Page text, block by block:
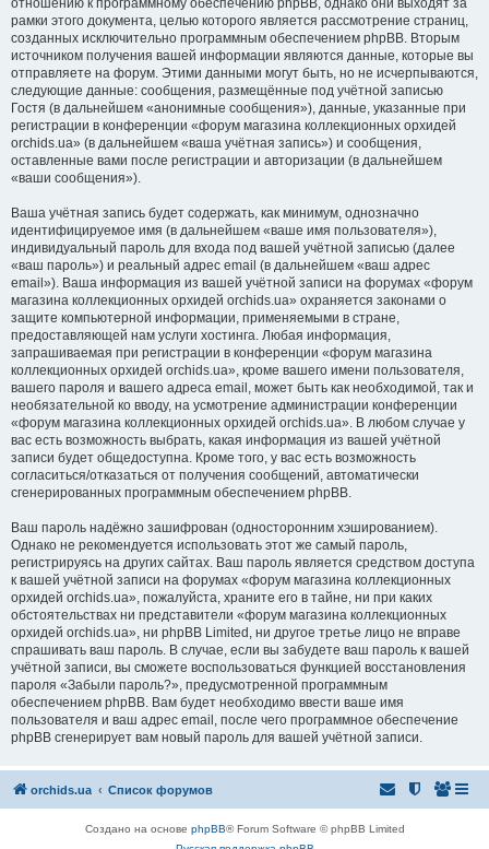
отношению к программному обеспечению phpBB, однако они выходят за
рамки этого документа, целью которого является рассмотрение страниц,
созданных исключительно программным обеспечением phpBB. Вторым
источником получения вашей информации являются данные, которые вы
отправляете на форум. Этими данными могут быть, но не исчерпываются,
следующие данные: сообщения, размещённые под учётной записью
Гостя (в дальнейшем «анонимные сообщения»), данные, указанные при
регистрации в конференции «форум магазина коллекционных орхидей
orchids.ua» (в дальнейшем «ваша учётная запись») и сообщения,
оставленные вами после регистрации и авторизации (в дальнейшем
«ваши сообщения»).
Ваша учётная запись будет содержать, как минимум, однозначно
идентифицируемое имя (в дальнейшем «ваше имя пользователя»),
индивидуальный пароль для входа под вашей учётной записью (далее
«ваш пароль») и реальный адрес email (в дальнейшем «ваш адрес
email»). Ваша информация из вашей учётной записи на форумах «форум
магазина коллекционных орхидей orchids.ua» охраняется законами о
защите компьютерной информации, применяемыми в стране,
предоставляющей нам услуги хостинга. Любая информация,
запрашиваемая при регистрации в конференции «форум магазина
коллекционных орхидей orchids.ua», кроме вашего имени пользователя,
вашего пароля и вашего адреса email, может быть как необходимой, так и
необязательной ко вводу, на усмотрение администрации конференции
«форум магазина коллекционных орхидей orchids.ua». В любом случае у
вас есть возможность выбрать, какая информация из вашей учётной
записи будет общедоступна. Кроме того, у вас есть возможность
согласиться/отказаться от получения сообщений, автоматически
сгенерированных программным обеспечением phpBB.
Ваш пароль надёжно зашифрован (односторонним хэшированием).
Однако не рекомендуется использовать этот же самый пароль,
регистрируясь на других сайтах. Ваш пароль является средством доступа
к вашей учётной записи на форумах «форум магазина коллекционных
орхидей orchids.ua», пожалуйста, храните его в тайне, ни при каких
обстоятельствах ни представители «форум магазина коллекционных
орхидей orchids.ua», ни phpBB Limited, ни другое третье лицо не вправе
спрашивать ваш пароль. В случае, если вы забудете ваш пароль к вашей
учётной записи, вы сможете воспользоваться функцией восстановления
пароля «Забыли пароль?», предусмотренной программным
обеспечением phpBB. Вам будет необходимо ввести ваше имя
пользователя и ваш адрес email, после чего программное обеспечение
phpBB сгенерирует вам новый пароль для вашей учётной записи.
orchids.ua Список форумов
Создано на основе phpBB® Forum Software © phpBB Limited